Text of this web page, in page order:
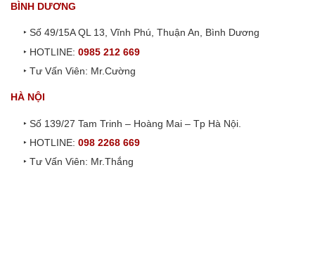
BÌNH DƯƠNG
‣ Số 49/15A QL 13, Vĩnh Phú, Thuận An, Bình Dương
‣ HOTLINE:0985 212 669
‣ Tư Vấn Viên: Mr.Cường
HÀ NỘI
‣ Số 139/27 Tam Trinh – Hoàng Mai – Tp Hà Nội.
‣ HOTLINE:098 2268 669
‣ Tư Vấn Viên: Mr.Thắng